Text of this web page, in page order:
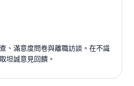
、滿意度問卷與離職訪談。在不識
坦誠意見回饋。